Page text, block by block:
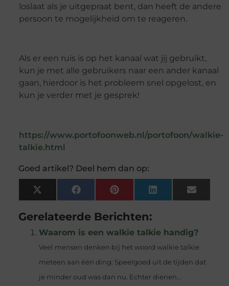
loslaat als je uitgepraat bent, dan heeft de andere
persoon te mogelijkheid om te reageren.
Als er een ruis is op het kanaal wat jij gebruikt,
kun je met alle gebruikers naar een ander kanaal
gaan, hierdoor is het probleem snel opgelost, en
kun je verder met je gesprek!
https://www.portofoonweb.nl/portofoon/walkie-
talkie.html
Goed artikel? Deel hem dan op:
X
(Twitter)
FacebookPinterestLinkedInEmail
Gerelateerde Berichten:
Waarom is een walkie talkie handig?
Veel mensen denken bij het woord walkie talkie
meteen aan één ding: Speelgoed uit de tijden dat
je minder oud was dan nu. Echter dienen...